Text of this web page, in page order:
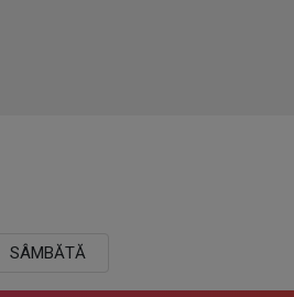
SÂMBĂTĂ